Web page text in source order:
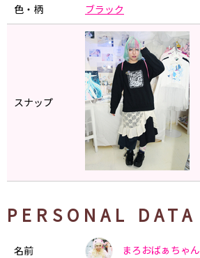
色・柄 ブラック
スナップ
PERSONAL DATA
名前 まろおばぁちゃん